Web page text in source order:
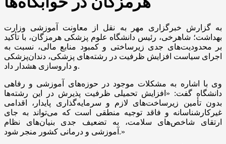
به گزارش خبرگزاری مهر به نقل از معاونت آموزشی وزارت
بهداشت؛ شاهرخی، رئیس دانشگاه علوم پزشکی هرمزگان، با تأکید
بر محدودیت‌های جدی زیرساختی و کمبود منابع مالی، نسبت به
اجرای سیاست افزایش ظرفیت در رشته‌های پزشکی، دندان‌پزشکی
و داروسازی هشدار داد.
وی با اشاره به مشکلات موجود در حوزه‌های آموزشی و رفاهی
دانشگاه گفت: «افزایش تحمیلی ظرفیت پذیرش در این رشته‌ها
بدون تأمین زیرساخت‌های لازم و سرمایه‌گذاری پایدار، اقدامی
غیرکارشناسانه و فاقد توجیه منطقی است که می‌تواند به جای
ارتقای شاخص‌های سلامت، به تضعیف جدی بنیان‌های نظام
آموزشی و درمانی کشور منجر شود.»